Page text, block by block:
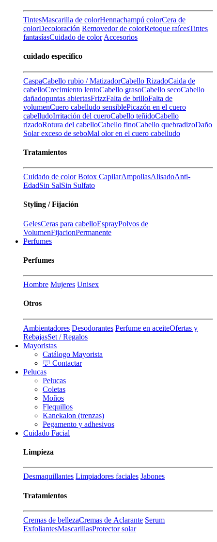
TintesMascarilla de colorHennachampú colorCera de
colorDecoloración Removedor de colorRetoque raícesTintes
fantasíasCuidado de color Accesorios
cuidado especifico
CaspaCabello rubio / MatizadorCabello RizadoCaida de
cabelloCrecimiento lentoCabello grasoCabello secoCabello
dañadopuntas abiertasFrizzFalta de brilloFalta de
volumenCuero cabelludo sensiblePicazón en el cuero
cabelludoIrritación del cueroCabello teñidoCabello
rizadoRotura del cabelloCabello finoCabello quebradizoDaño
Solarexceso de seboMal olor en el cuero cabelludo
Tratamientos
Cuidado de color Botox CapilarAmpollasAlisadoAnti-
EdadSin SalSin Sulfato
Styling / Fijación
GelesCeras para cabelloEsprayPolvos de
VolumenFijacionPermanente
Perfumes
Perfumes
Hombre Mujeres Unisex
Otros
Ambientadores Desodorantes Perfume en aceiteOfertas y
RebajasSet / Regalos
Mayoristas
Catálogo Mayorista
💬 Contactar
Pelucas
Pelucas
Coletas
Moños
Flequillos
Kanekalon (trenzas)
Pegamento y adhesivos
Cuidado Facial
Limpieza
Desmaquillantes Limpiadores faciales Jabones
Tratamientos
Cremas de bellezaCremas de Aclarante Serum
ExfoliantesMascarillasProtector solar